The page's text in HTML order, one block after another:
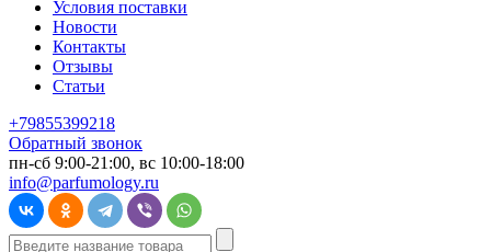
Условия поставки
Новости
Контакты
Отзывы
Статьи
+79855399218
Обратный звонок
пн-сб 9:00-21:00, вс 10:00-18:00
info@parfumology.ru